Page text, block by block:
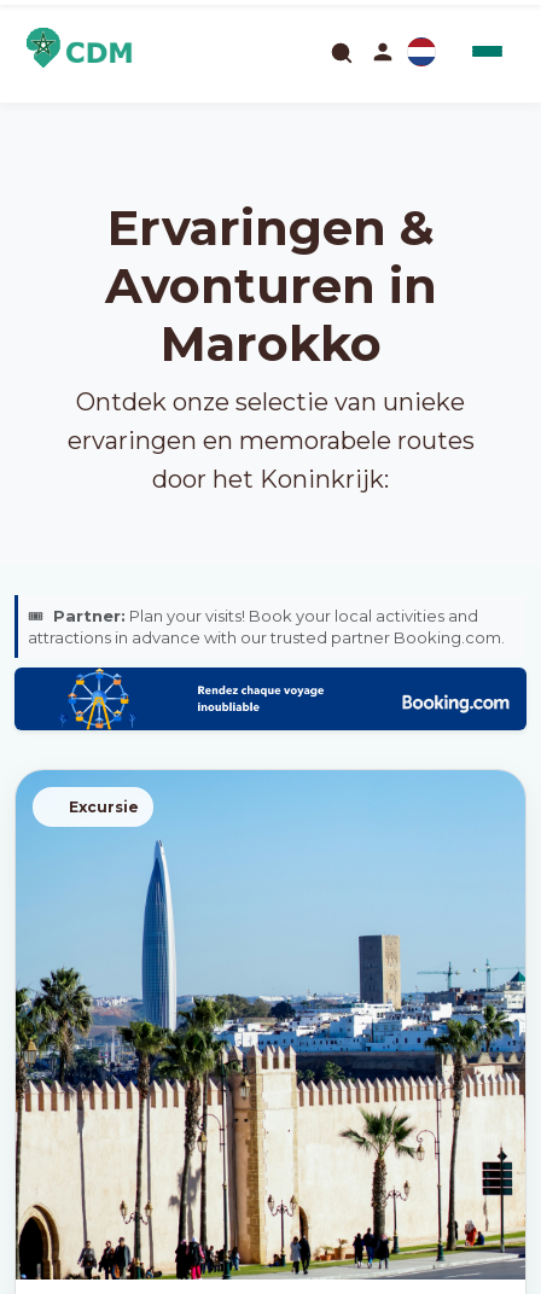
Ervaringen &
Avonturen in
Marokko
Ontdek onze selectie van unieke
ervaringen en memorabele routes
door het Koninkrijk:
🎟️ Partner: Plan your visits! Book your local activities and
attractions in advance with our trusted partner Booking.com.
Excursie